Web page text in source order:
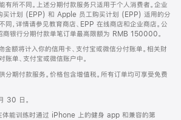
有所不同。上述分期付款服务只适用于个人消费者。企业
买计划 (EPP) 和 Apple 员工购买计划 (EPP) 适用的分
同，详情请参见教育商店、EPP 在线商店和企业商店。公
商银行分期付款单笔订单最高限额为 RMB 150000。
金额将计入你的信用卡、支付宝或微信分付账单。相关财
单、支付宝或微信账户中。
分期付款服务。价格包含增值税。所有订单均可享受免费
30 日。
体能训练时通过 iPhone 上的健身 app 和兼容的第